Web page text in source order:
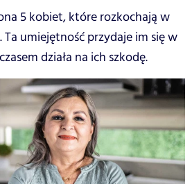
5 kobiet, które rozkochają w
umiejętność przydaje im się w
działa na ich szkodę.